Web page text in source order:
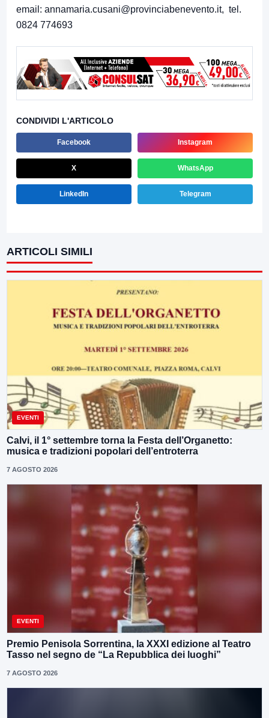
email: annamaria.cusani@provinciabenevento.it, tel.
0824 774693
CONDIVIDI L'ARTICOLO
Facebook Instagram
X WhatsApp
LinkedIn Telegram
ARTICOLI SIMILI
EVENTI
Calvi, il 1° settembre torna la Festa dell’Organetto:
musica e tradizioni popolari dell’entroterra
7 AGOSTO 2026
EVENTI
Premio Penisola Sorrentina, la XXXI edizione al Teatro
Tasso nel segno de “La Repubblica dei luoghi”
7 AGOSTO 2026